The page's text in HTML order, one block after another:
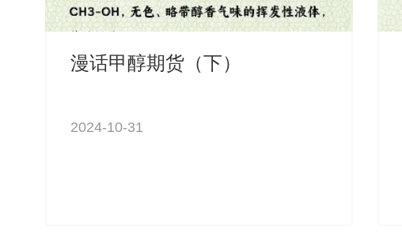
漫话甲醇期货（下）
2024-10-31